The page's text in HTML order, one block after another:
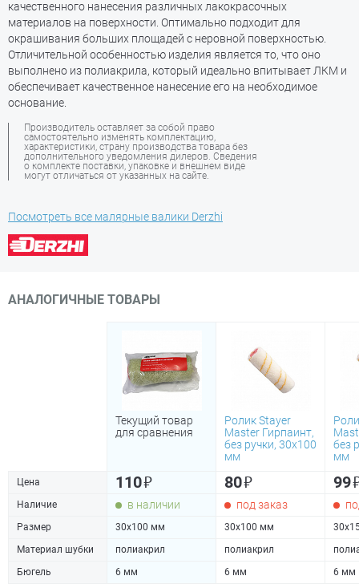
качественного нанесения различных лакокрасочных
материалов на поверхности. Оптимально подходит для
окрашивания больших площадей с неровной поверхностью.
Отличительной особенностью изделия является то, что оно
выполнено из полиакрила, который идеально впитывает ЛКМ и
обеспечивает качественное нанесение его на необходимое
основание.
Производитель оставляет за собой право
самостоятельно изменять комплектацию,
характеристики, страну производства товара без
дополнительного уведомления дилеров. Сведения
о комплекте поставки, упаковке и внешнем виде
могут отличаться от указанных на сайте.
Посмотреть все малярные валики Derzhi
АНАЛОГИЧНЫЕ ТОВАРЫ
Текущий товар
для сравнения
Ролик Stayer
Master Гирпаинт,
без ручки, 30х100
мм
без
мм
Цена 110₽ 80₽ 99
Наличие в наличии под заказ
Размер 30х100 мм 30х100 мм
Материал шубки
полиакрил полиакрил
Бюгель
6 мм 6 мм
6 мм